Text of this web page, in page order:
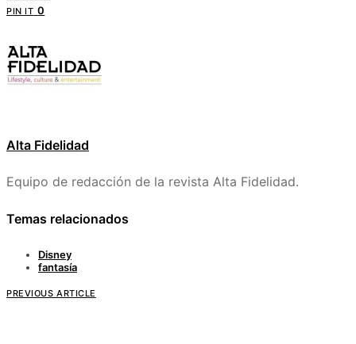
PIN IT 0
Alta Fidelidad
Equipo de redacción de la revista Alta Fidelidad.
Temas relacionados
Disney
fantasía
PREVIOUS ARTICLE